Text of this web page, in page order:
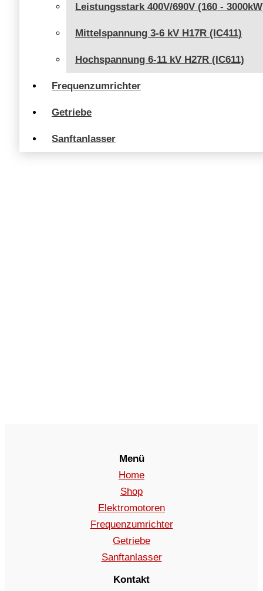
Leistungsstark 400V/690V (160 -
Mittelspannung 3-6 kV H17R (IC411)
Hochspannung 6-11 kV H27R (IC611)
Frequenzumrichter
Getriebe
Sanftanlasser
Menü
Home
Shop
Elektromotoren
Frequenzumrichter
Getriebe
Sanftanlasser
Kontakt